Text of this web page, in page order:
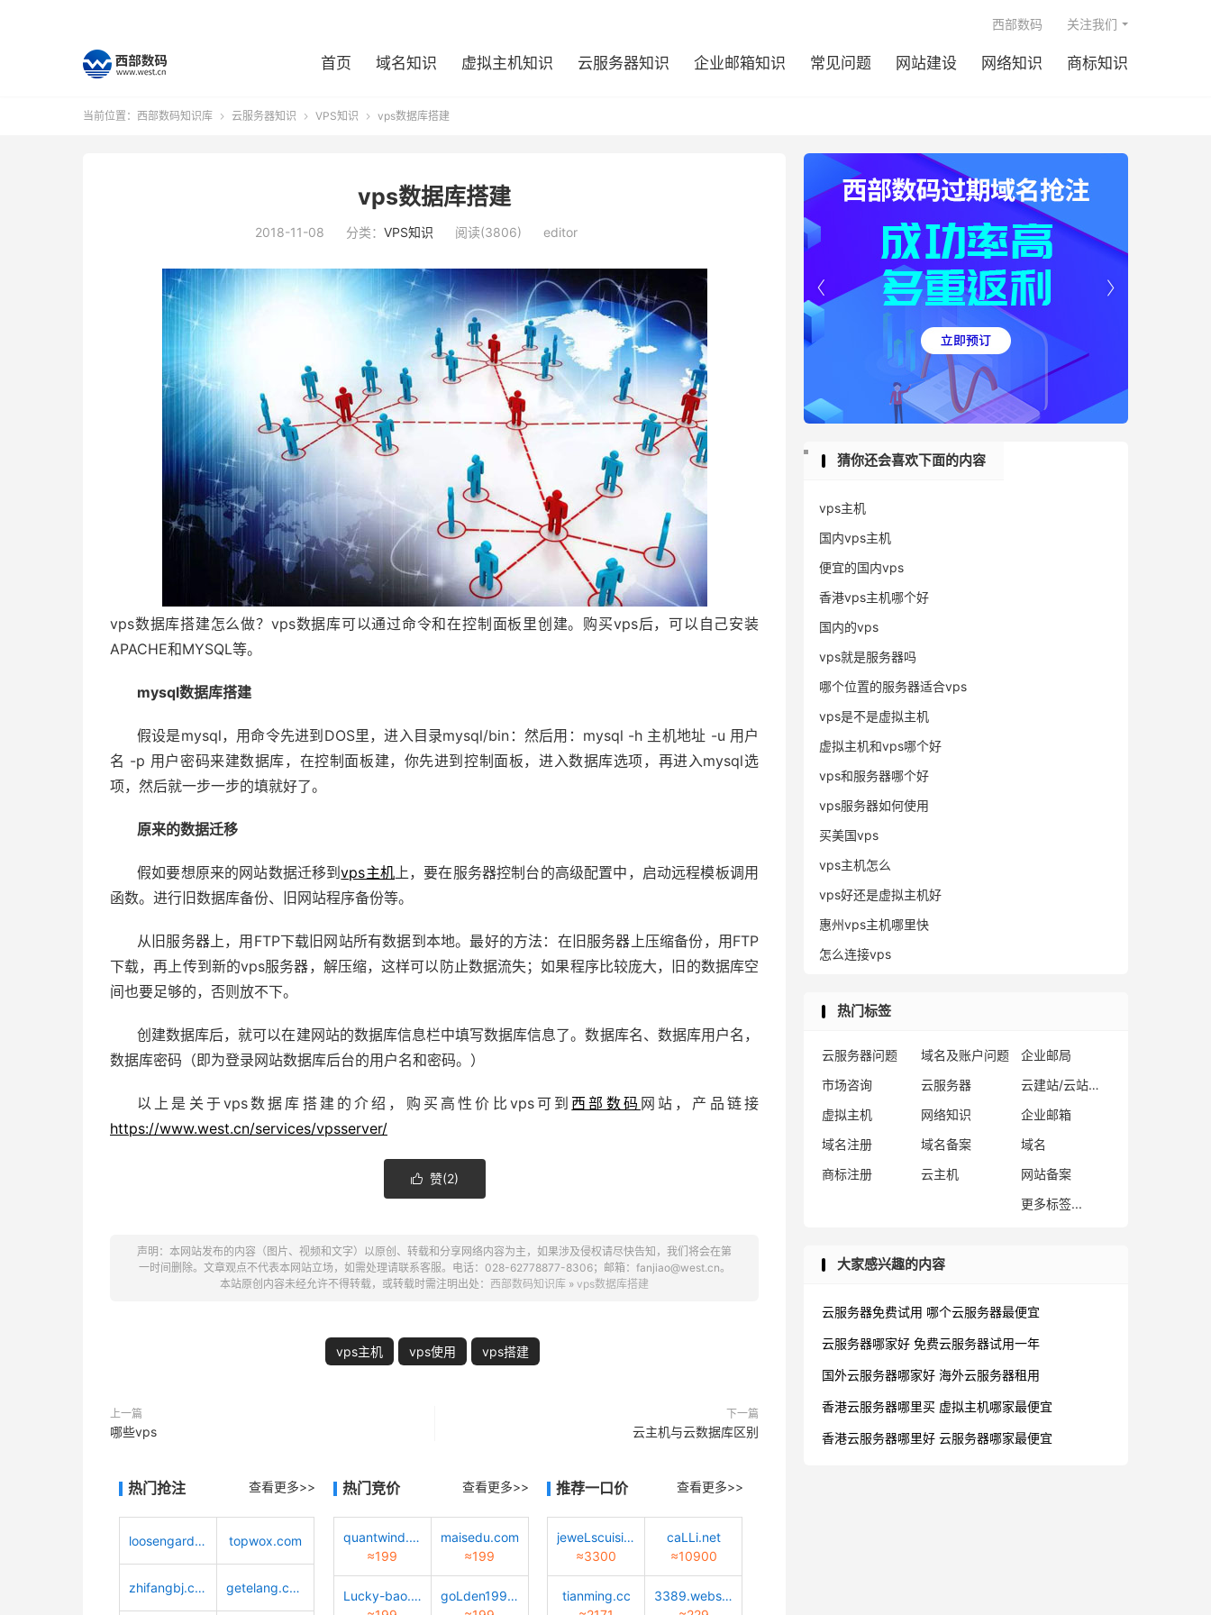
首页 域名知识 虚拟主机知识 云服务器知识 企业邮箱知识 常见问题 网站建设 网络知识 商标知识
西部数码 关注我们
当前位置： 西部数码知识库  云服务器知识  VPS知识  vps数据库搭建
vps数据库搭建
2018-11-08 分类： VPS知识 阅读(3806) editor
vps数据库搭建怎么做？vps数据库可以通过命令和在控制面板里创建。购买vps后，可以自己安装
APACHE和MYSQL等。
mysql数据库搭建
假设是mysql，用命令先进到DOS里，进入目录mysql/bin：然后用：mysql -h 主机地址 -u 用户
名 -p 用户密码来建数据库，在控制面板建，你先进到控制面板，进入数据库选项，再进入mysql选
项，然后就一步一步的填就好了。
原来的数据迁移
假如要想原来的网站数据迁移到vps主机上，要在服务器控制台的高级配置中，启动远程模板调用
函数。进行旧数据库备份、旧网站程序备份等。
从旧服务器上，用FTP下载旧网站所有数据到本地。最好的方法：在旧服务器上压缩备份，用FTP
下载，再上传到新的vps服务器，解压缩，这样可以防止数据流失；如果程序比较庞大，旧的数据库空
间也要足够的，否则放不下。
创建数据库后，就可以在建网站的数据库信息栏中填写数据库信息了。数据库名、数据库用户名，
数据库密码（即为登录网站数据库后台的用户名和密码。）
以上是关于vps数据库搭建的介绍，购买高性价比vps可到 西部数码 网站，产品链接
https://www.west.cn/services/vpsserver/
 赞(2)
声明：本网站发布的内容（图片、视频和文字）以原创、转载和分享网络内容为主，如果涉及侵权请尽快告知，我们将会在第
一时间删除。文章观点不代表本网站立场，如需处理请联系客服。电话：028-62778877-8306；邮箱：fanjiao@west.cn。
本站原创内容未经允许不得转载，或转载时需注明出处： 西部数码知识库 » vps数据库搭建
vps主机 vps使用 vps搭建
上一篇
哪些vps
下一篇
云主机与云数据库区别
热门抢注 查看更多>>
loosengarden.com topwox.com
zhifangbj.com getelang.com
热门竞价 查看更多>>
quantwind.com
≈199
maisedu.com
≈199
Lucky-bao.top
goLden1999.com
推荐一口价 查看更多>>
jeweLscuisine.com
≈3300
caLLi.net
≈10900
tianming.cc
3389.website


猜你还会喜欢下面的内容
vps主机
国内vps主机
便宜的国内vps
香港vps主机哪个好
国内的vps
vps就是服务器吗
哪个位置的服务器适合vps
vps是不是虚拟主机
虚拟主机和vps哪个好
vps和服务器哪个好
vps服务器如何使用
买美国vps
vps主机怎么
vps好还是虚拟主机好
惠州vps主机哪里快
怎么连接vps
热门标签
云服务器问题 域名及账户问题
企业邮局
市场咨询
云服务器
云建站/云站群/小程序
虚拟主机
网络知识
企业邮箱
域名注册
域名备案
域名
商标注册
云主机
网站备案
更多标签...
大家感兴趣的内容
云服务器免费试用 哪个云服务器最便宜
云服务器哪家好 免费云服务器试用一年
国外云服务器哪家好 海外云服务器租用
香港云服务器哪里买 虚拟主机哪家最便宜
香港云服务器哪里好 云服务器哪家最便宜